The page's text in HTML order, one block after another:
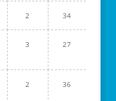
2 34
3 27
2 36